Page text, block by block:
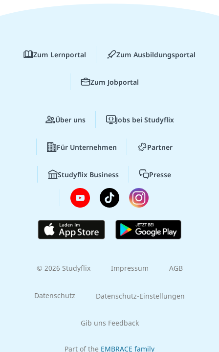
Zum Lernportal Zum Ausbildungsportal
Zum Jobportal
Über uns Jobs bei Studyflix
Für Unternehmen Partner
Studyflix Business Presse
© 2026 Studyflix Impressum AGB
Datenschutz Datenschutz-Einstellungen
Gib uns Feedback
Part of the EMBRACE family